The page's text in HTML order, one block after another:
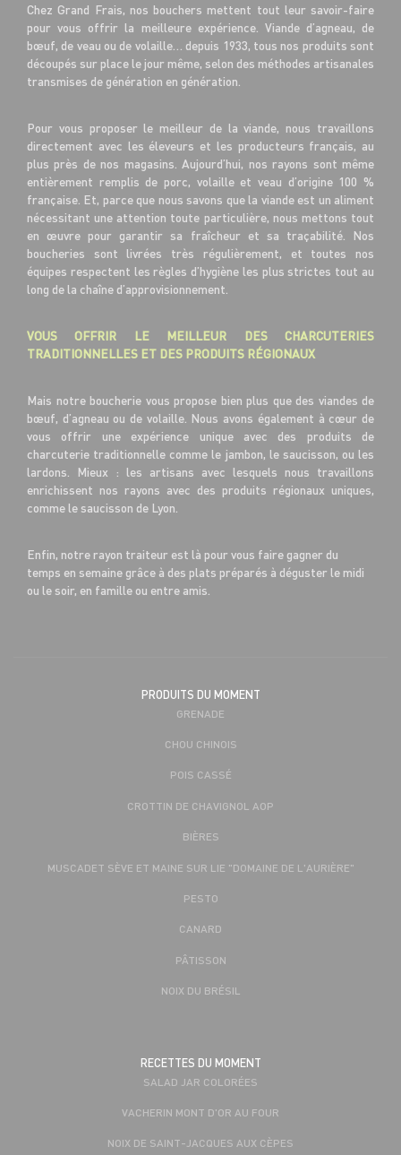
Chez Grand Frais, nos bouchers mettent tout leur savoir-faire
pour vous offrir la meilleure expérience. Viande d’agneau, de
bœuf, de veau ou de volaille… depuis 1933, tous nos produits sont
découpés sur place le jour même, selon des méthodes artisanales
transmises de génération en génération.
Pour vous proposer le meilleur de la viande, nous travaillons
directement avec les éleveurs et les producteurs français, au
plus près de nos magasins. Aujourd’hui, nos rayons sont même
entièrement remplis de porc, volaille et veau d’origine 100 %
française. Et, parce que nous savons que la viande est un aliment
nécessitant une attention toute particulière, nous mettons tout
en œuvre pour garantir sa fraîcheur et sa traçabilité. Nos
boucheries sont livrées très régulièrement, et toutes nos
équipes respectent les règles d’hygiène les plus strictes tout au
long de la chaîne d’approvisionnement.
VOUS OFFRIR LE MEILLEUR DES CHARCUTERIES
TRADITIONNELLES ET DES PRODUITS RÉGIONAUX
Mais notre boucherie vous propose bien plus que des viandes de
bœuf, d’agneau ou de volaille. Nous avons également à cœur de
vous offrir une expérience unique avec des produits de
charcuterie traditionnelle comme le jambon, le saucisson, ou les
lardons. Mieux : les artisans avec lesquels nous travaillons
enrichissent nos rayons avec des produits régionaux uniques,
comme le saucisson de Lyon.
Enfin, notre rayon traiteur est là pour vous faire gagner du
temps en semaine grâce à des plats préparés à déguster le midi
ou le soir, en famille ou entre amis.
PRODUITS DU MOMENT
GRENADE
CHOU CHINOIS
POIS CASSÉ
CROTTIN DE CHAVIGNOL AOP
BIÈRES
MUSCADET SÈVE ET MAINE SUR LIE "DOMAINE DE L'AURIÈRE"
PESTO
CANARD
PÂTISSON
NOIX DU BRÉSIL
RECETTES DU MOMENT
SALAD JAR COLORÉES
VACHERIN MONT D'OR AU FOUR
NOIX DE SAINT-JACQUES AUX CÈPES